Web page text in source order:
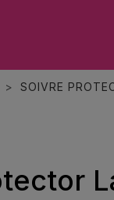
SOIVRE